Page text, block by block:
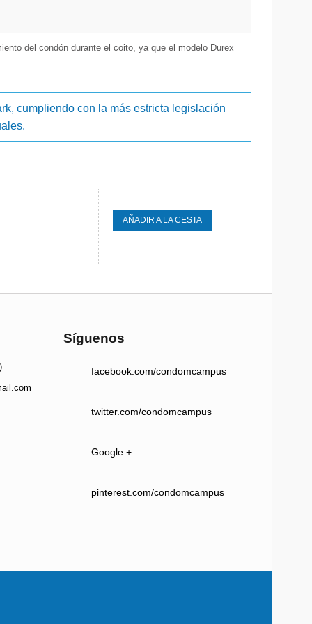
del condón durante el coito, ya que el modelo Durex
cumpliendo con la más estricta legislación
AÑADIR A LA CESTA
Síguenos
facebook.com/condomcampus
twitter.com/condomcampus
Google +
pinterest.com/condomcampus